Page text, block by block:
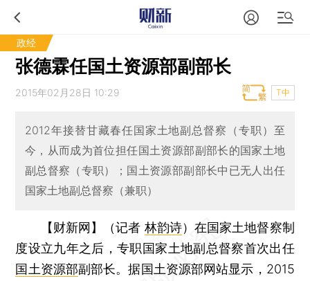
政经
张德霖任国土资源部副部长
2015年02月28日 10:29 T中
2012年接替甘藏春任国家土地副总督察（专职）至
今，从而成为首位担任国土资源部副部长的国家土地
副总督察（专职）；国土资源部副部长中已无人出任
国家土地副总督察（兼职）
【财新网】（记者 林韵诗） 在国家土地督察制
度设立九年之后，专职国家土地副总督察首次出任
国土资源部副部长。据国土资源部网站显示，2015